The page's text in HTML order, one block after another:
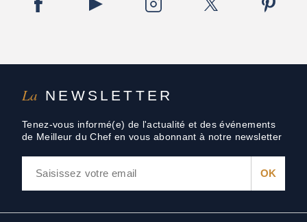
La NEWSLETTER
Tenez-vous informé(e) de l'actualité et des événements
de Meilleur du Chef en vous abonnant à notre newsletter